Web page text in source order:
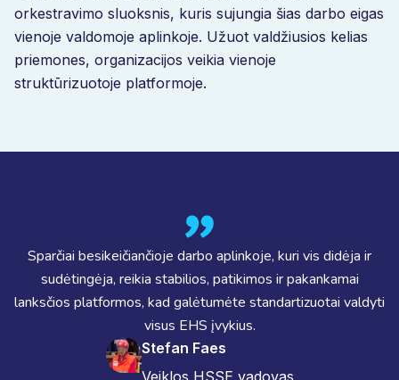
orkestravimo sluoksnis, kuris sujungia šias darbo eigas
vienoje valdomoje aplinkoje. Užuot valdžiusios kelias
priemones, organizacijos veikia vienoje
struktūrizuotoje platformoje.
Sparčiai besikeičiančioje darbo aplinkoje, kuri vis didėja ir
sudėtingėja, reikia stabilios, patikimos ir pakankamai
lanksčios platformos, kad galėtumėte standartizuotai valdyti
visus EHS įvykius.
Stefan Faes
Veiklos HSSE vadovas